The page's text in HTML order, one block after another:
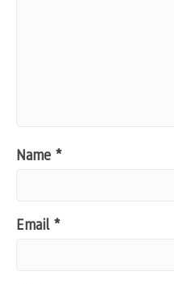
Name *
Email *